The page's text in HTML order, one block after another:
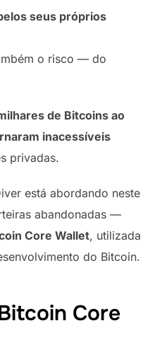
seus próprios
o risco — do
de Bitcoins ao
inacessíveis
privadas.
está abordando neste
abandonadas —
Core Wallet, utilizada
do Bitcoin.
Core